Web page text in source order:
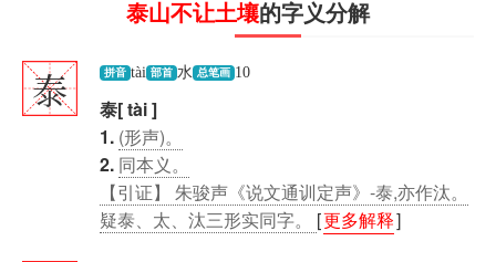
泰山不让土壤的字义分解
泰 拼音 tài 部首 水 总笔画 10
泰[ tài ]
1. (形声)。
2. 同本义。
【引证】 朱骏声《说文通训定声》-泰,亦作汰。
疑泰、太、汰三形实同字。 [更多解释]